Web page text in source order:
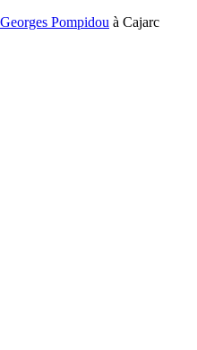
Pompidou à Cajarc